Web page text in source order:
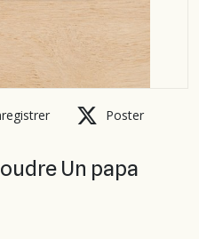
Poster
Un papa